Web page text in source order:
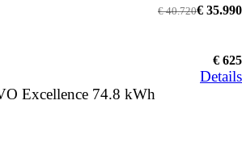
€ 35.990
€ 40.720
€ 625
Details